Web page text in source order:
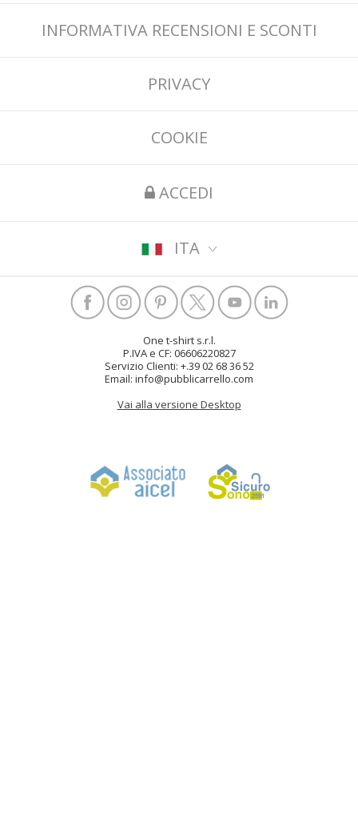
INFORMATIVA RECENSIONI E SCONTI
PRIVACY
COOKIE
ACCEDI
ITA
One t-shirt s.r.l.
P.IVA e CF: 06606220827
Servizio Clienti: +.39 02 68 36 52
Email: info@pubblicarrello.com
Vai alla versione Desktop